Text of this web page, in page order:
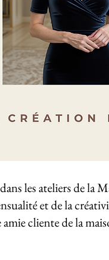
les ateliers de la
et de la
cliente de la